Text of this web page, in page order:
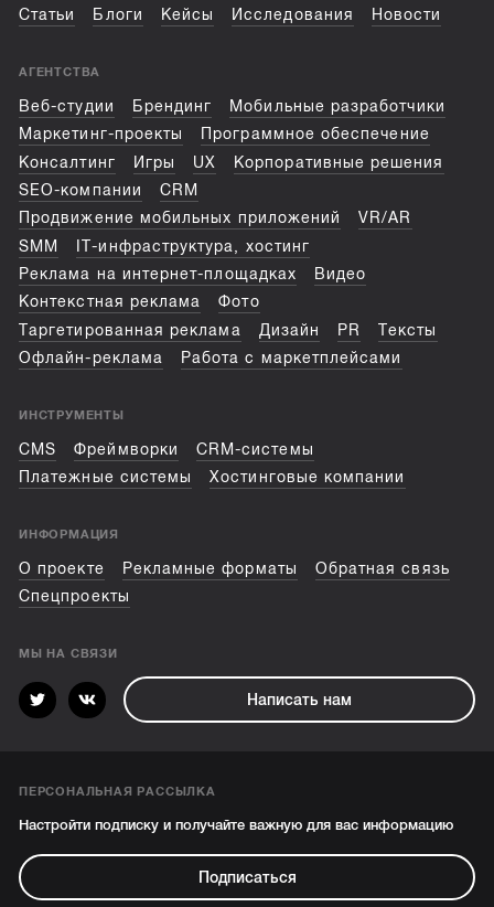
Статьи Блоги Кейсы Исследования Новости
АГЕНТСТВА
Веб-студии Брендинг
Мобильные разработчики
Маркетинг-проекты
Программное обеспечение
Консалтинг
Игры UX
Корпоративные решения
SEO-компании
CRM
Продвижение мобильных приложений
VR/AR
SMM
IT-инфраструктура, хостинг
Реклама на интернет-площадках
Видео
Контекстная реклама
Фото
Таргетированная реклама
Дизайн PR
Тексты
Офлайн-реклама
Работа с маркетплейсами
ИНСТРУМЕНТЫ
CMS Фреймворки
CRM-системы
Платежные системы
Хостинговые компании
ИНФОРМАЦИЯ
О проекте Рекламные форматы
Обратная связь
Спецпроекты
МЫ НА СВЯЗИ
Написать нам
ПЕРСОНАЛЬНАЯ РАССЫЛКА
Настройти подписку и получайте важную для вас информацию
Подписаться